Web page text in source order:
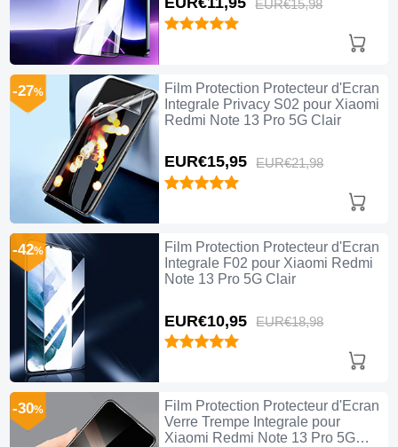
EUR€15,98
Film Protection Protecteur d'Ecran
Integrale Privacy S02 pour Xiaomi
Redmi Note 13 Pro 5G Clair
EUR€15,95 EUR€21,98
-27%
Film Protection Protecteur d'Ecran
Integrale F02 pour Xiaomi Redmi
Note 13 Pro 5G Clair
EUR€10,95 EUR€18,98
-42%
Film Protection Protecteur d'Ecran
Verre Trempe Integrale pour
Xiaomi Redmi Note 13 Pro 5G
-30%